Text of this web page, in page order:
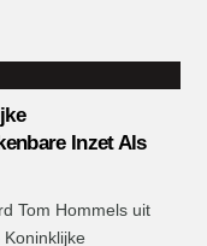
Inzet Als
Tom Hommels uit